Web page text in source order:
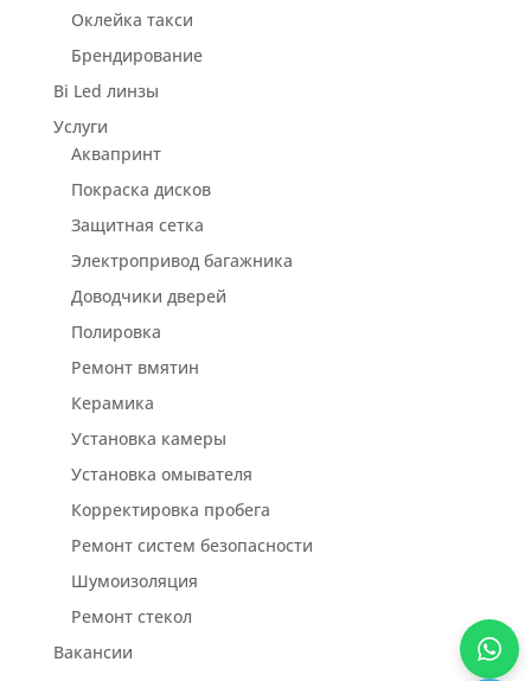
Оклейка такси
Брендирование
Bi Led линзы
Услуги
Аквапринт
Покраска дисков
Защитная сетка
Электропривод багажника
Доводчики дверей
Полировка
Ремонт вмятин
Керамика
Установка камеры
Установка омывателя
Корректировка пробега
Ремонт систем безопасности
Шумоизоляция
Ремонт стекол
Вакансии